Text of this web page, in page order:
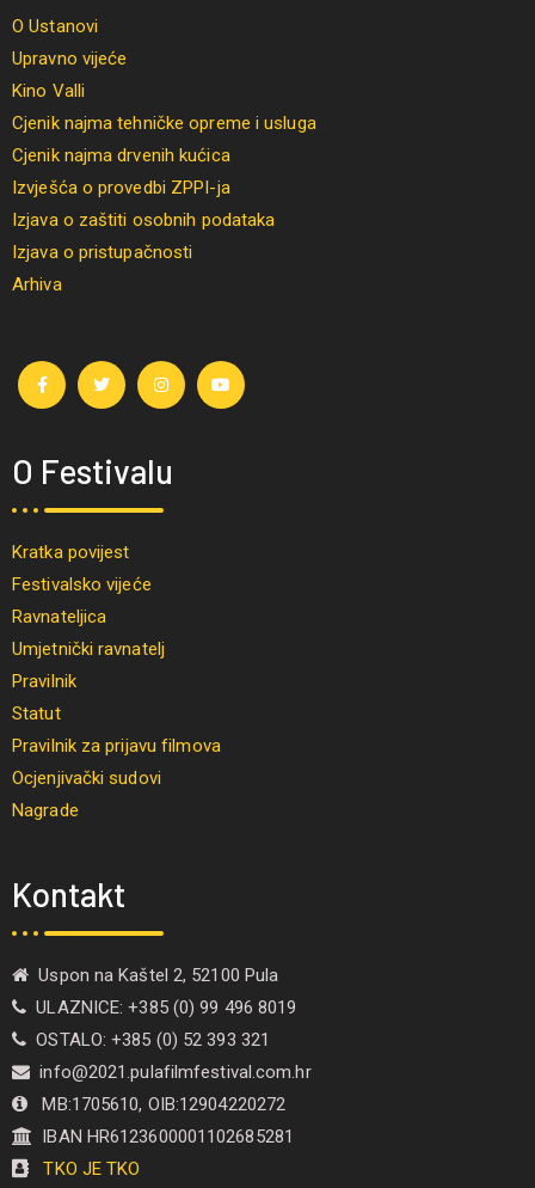
O Ustanovi
Upravno vijeće
Kino Valli
Cjenik najma tehničke opreme i usluga
Cjenik najma drvenih kućica
Izvješća o provedbi ZPPI-ja
Izjava o zaštiti osobnih podataka
Izjava o pristupačnosti
Arhiva
O Festivalu
Kratka povijest
Festivalsko vijeće
Ravnateljica
Umjetnički ravnatelj
Pravilnik
Statut
Pravilnik za prijavu filmova
Ocjenjivački sudovi
Nagrade
Kontakt
Uspon na Kaštel 2, 52100 Pula
ULAZNICE: +385 (0) 99 496 8019
OSTALO: +385 (0) 52 393 321
info@2021.pulafilmfestival.com.hr
MB:1705610, OIB:12904220272
IBAN HR6123600001102685281
TKO JE TKO